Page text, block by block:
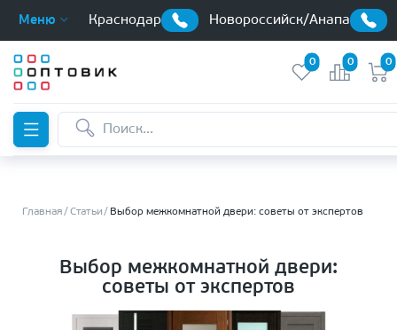
Меню Краснодар Новороссийск/Анапа
0 0 0
Главная Статьи Выбор межкомнатной двери: советы от экспертов
Выбор межкомнатной двери:
советы от экспертов